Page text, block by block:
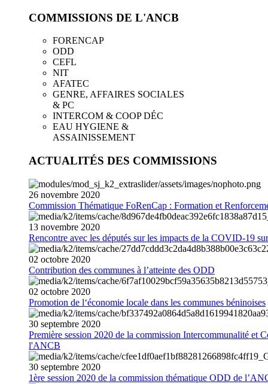
COMMISSIONS DE L'ANCB
FORENCAP
ODD
CEFL
NIT
AFATEC
GENRE, AFFAIRES SOCIALES
& PC
INTERCOM & COOP DÉC
EAU HYGIENE &
ASSAINISSEMENT
ACTUALITÉS DES COMMISSIONS
26 novembre 2020
Commission Thématique FoRenCap : Formation et
13 novembre 2020
Rencontre avec les députés sur les impacts de la COVID-19
02 octobre 2020
Contribution des communes à l’atteinte des ODD
02 octobre 2020
Promotion de l‘économie locale dans les communes béninoises
30 septembre 2020
Première session 2020 de la commission Intercommunalité et
l'ANCB
30 septembre 2020
1ère session 2020 de la commission thématique ODD de